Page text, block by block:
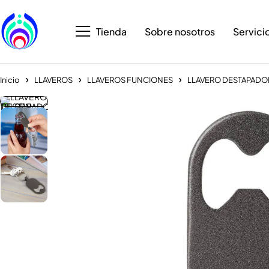
Tienda Sobre nosotros
Inicio LLAVEROS LLAVEROS FUNCIONES LLAVERO